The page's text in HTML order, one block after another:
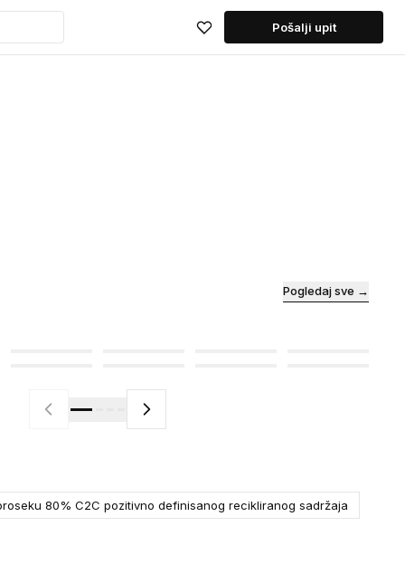
Pošalji upit
Pogledaj sve →
80% C2C pozitivno definisanog recikliranog sadržaja